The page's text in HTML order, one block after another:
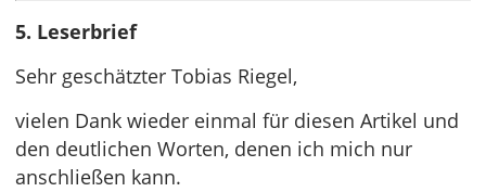
5. Leserbrief
Sehr geschätzter Tobias Riegel,
vielen Dank wieder einmal für diesen Artikel und
den deutlichen Worten, denen ich mich nur
anschließen kann.